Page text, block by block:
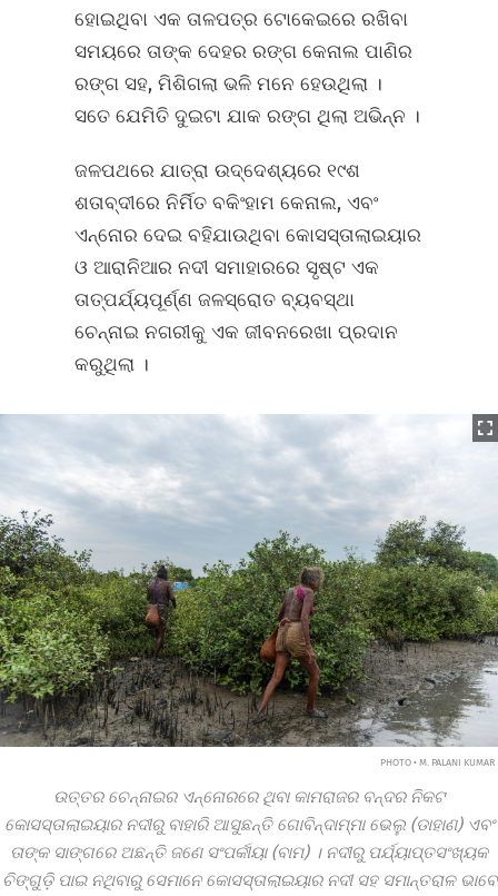
ହୋଇଥିବା ଏକ ତାଳପତ୍ର ଟୋକେଇରେ ରଖିବା
ସମୟରେ ତାଙ୍କ ଦେହର ରଙ୍ଗ କେନାଲ ପାଣିର
ରଙ୍ଗ ସହ, ମିଶିଗଲା ଭଳି ମନେ ହେଉଥିଲା ।
ସତେ ଯେମିତି ଦୁଇଟା ଯାକ ରଙ୍ଗ ଥିଲା ଅଭିନ୍ନ ।
ଜଳପଥରେ ଯାତ୍ରା ଉଦ୍ଦେଶ୍ୟରେ ୧୯ଶ
ଶତାବ୍ଦୀରେ ନିର୍ମିତ ବକିଂହାମ କେନାଲ, ଏବଂ
ଏନ୍ନୋର ଦେଇ ବହିଯାଉଥିବା କୋସସ୍‌ତାଲାଇୟାର
ଓ ଆରାନିଆର ନଦୀ ସମାହାରରେ ସୃଷ୍ଟ ଏକ
ତାତ୍ପର୍ଯ୍ୟପୂର୍ଣ୍ଣ ଜଳସ୍ରୋତ ବ୍ୟବସ୍ଥା
ଚେନ୍ନାଇ ନଗରୀକୁ ଏକ ଜୀବନରେଖା ପ୍ରଦାନ
କରୁଥିଲା ।
PHOTO • M. PALANI KUMAR
ଉତ୍ତର ଚେନ୍ନାଇର ଏନ୍ନୋରରେ ଥିବା କାମରାଜର ବନ୍ଦର ନିକଟ
କୋସସ୍‌ତାଲାଇୟାର ନଦୀରୁ ବାହାରି ଆସୁଛନ୍ତି ଗୋବିନ୍ଦାମ୍ମା ଭେଲୁ (ଡାହାଣ) ଏବଂ
ତାଙ୍କ ସାଙ୍ଗରେ ଅଛନ୍ତି ଜଣେ ସଂପର୍କୀୟା (ବାମ) । ନଦୀରୁ ପର୍ଯ୍ୟାପ୍ତସଂଖ୍ୟକ
ଚିଙ୍ଗୁଡ଼ି ପାଇ ନଥିବାରୁ ସେମାନେ କୋସସ୍‌ତାଲାଇୟାର ନଦୀ ସହ ସମାନ୍ତରାଳ ଭାବେ